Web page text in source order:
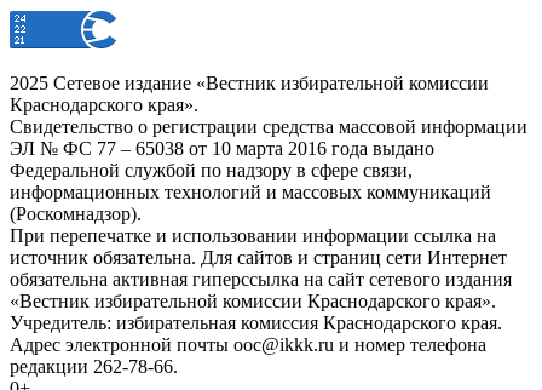
2025 Сетевое издание «Вестник избирательной комиссии
Краснодарского края».
Свидетельство о регистрации средства массовой информации
ЭЛ № ФС 77 – 65038 от 10 марта 2016 года выдано
Федеральной службой по надзору в сфере связи,
информационных технологий и массовых коммуникаций
(Роскомнадзор).
При перепечатке и использовании информации ссылка на
источник обязательна. Для сайтов и страниц сети Интернет
обязательна активная гиперссылка на сайт сетевого издания
«Вестник избирательной комиссии Краснодарского края».
Учредитель: избирательная комиссия Краснодарского края.
Адрес электронной почты ooc@ikkk.ru и номер телефона
редакции 262-78-66.